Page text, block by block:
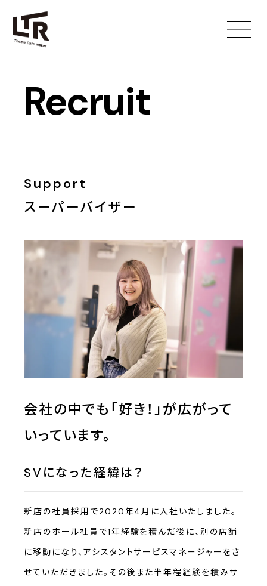
Recruit
Support
スーパーバイザー
会社の中でも「好き！」が広がって
いっています。
SVになった経緯は？
新店の社員採用で2020年4月に入社いたしました。
新店のホール社員で1年経験を積んだ後に、別の店舗
に移動になり、アシスタントサービスマネージャーをさ
せていただきました。その後また半年程経験を積みサ